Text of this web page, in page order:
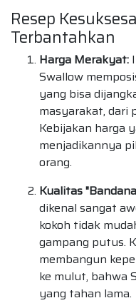
Resep
Terbantahkan
Harga Merakyat:
Swallow
yang bisa
masyarakat, dari
Kebijakan harga
menjadikannya
orang.
Kualitas
dikenal sangat
kokoh tidak
gampang putus.
membangun
ke mulut, bahwa
yang tahan lama.